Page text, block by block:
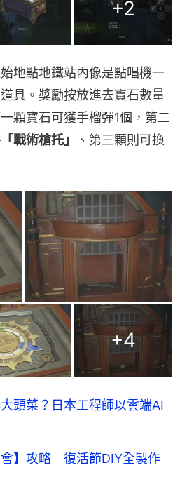
+2
地點地鐵站內像是點唱機一
具。獎勵按放進去寶石數量
顆寶石可獲手榴彈1個，第二
戰術槍托」
、第三顆則可換
+4
頭菜？日本工程師以雲端AI
會】攻略 復活節DIY全製作